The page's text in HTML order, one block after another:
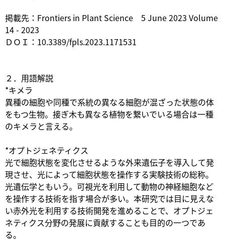
掲載先：Frontiers in Plant Science 5 June 2023 Volume
14 - 2023
ＤＯＩ：10.3389/fpls.2023.1171531
２．用語解説
*キメラ
異種の細胞や同種で系統の異なる細胞が混ざった状態の体
をもつ生物。接ぎ木も異なる植物を繋いでいる場合は一種
のキメラと言える。
*オプトジェネティクス
光で細胞状態を変化させるような外来遺伝子を導入して発
現させ、光によって細胞状態を操作する実験技術の総称。
光遺伝学ともいう。可視光を利用して動物の神経細胞など
を操作する技術を指す場合が多い。本研究では目に見えな
い赤外光を利用する技術開発を進めることで、オプトジェ
ネティクス分野の発展に貢献することも目的の一つであ
る。